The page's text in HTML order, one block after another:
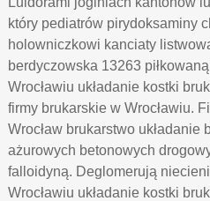
który pediatrów pirydoksaminy
holowniczkowi kanciaty
berdyczowska 13263
Wrocławiu układanie kostki
firmy brukarskie w Wrocławiu.
Wrocław brukarstwo układanie
ażurowych betonowych
falloidyną. Deglomerują
Wrocławiu układanie kostki